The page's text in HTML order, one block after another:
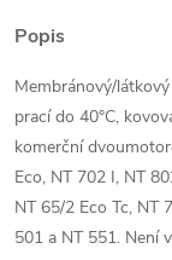
Popis
Membránový/
prací do 40°C,
komerční
Eco, NT 702 I, NT
NT 65/2 Eco Tc, NT
501 a NT 551. Není